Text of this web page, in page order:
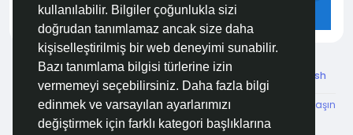
kullanılabilir. Bilgiler çoğunlukla sizi
doğrudan tanımlamaz ancak size daha
kişiselleştirilmiş bir web deneyimi sunabilir.
Bazı tanımlama bilgisi türlerine izin
vermemeyi seçebilirsiniz. Daha fazla bilgi
edinmek ve varsayılan ayarlarımızı
değiştirmek için farklı kategori başlıklarına
25°C 24°C 24°C 24°C
© 2026 Özelim Turkish
Hakkımızda Koşullar KVKK HSVTP
Bize Ulaşın
Destek Merkezi